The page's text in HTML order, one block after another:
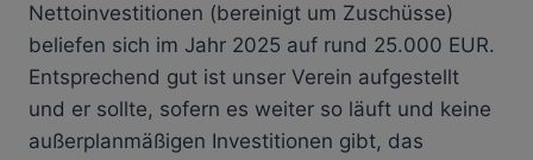
Nettoinvestitionen (bereinigt um Zuschüsse)
beliefen sich im Jahr 2025 auf rund 25.000 EUR.
Entsprechend gut ist unser Verein aufgestellt
und er sollte, sofern es weiter so läuft und keine
außerplanmäßigen Investitionen gibt, das